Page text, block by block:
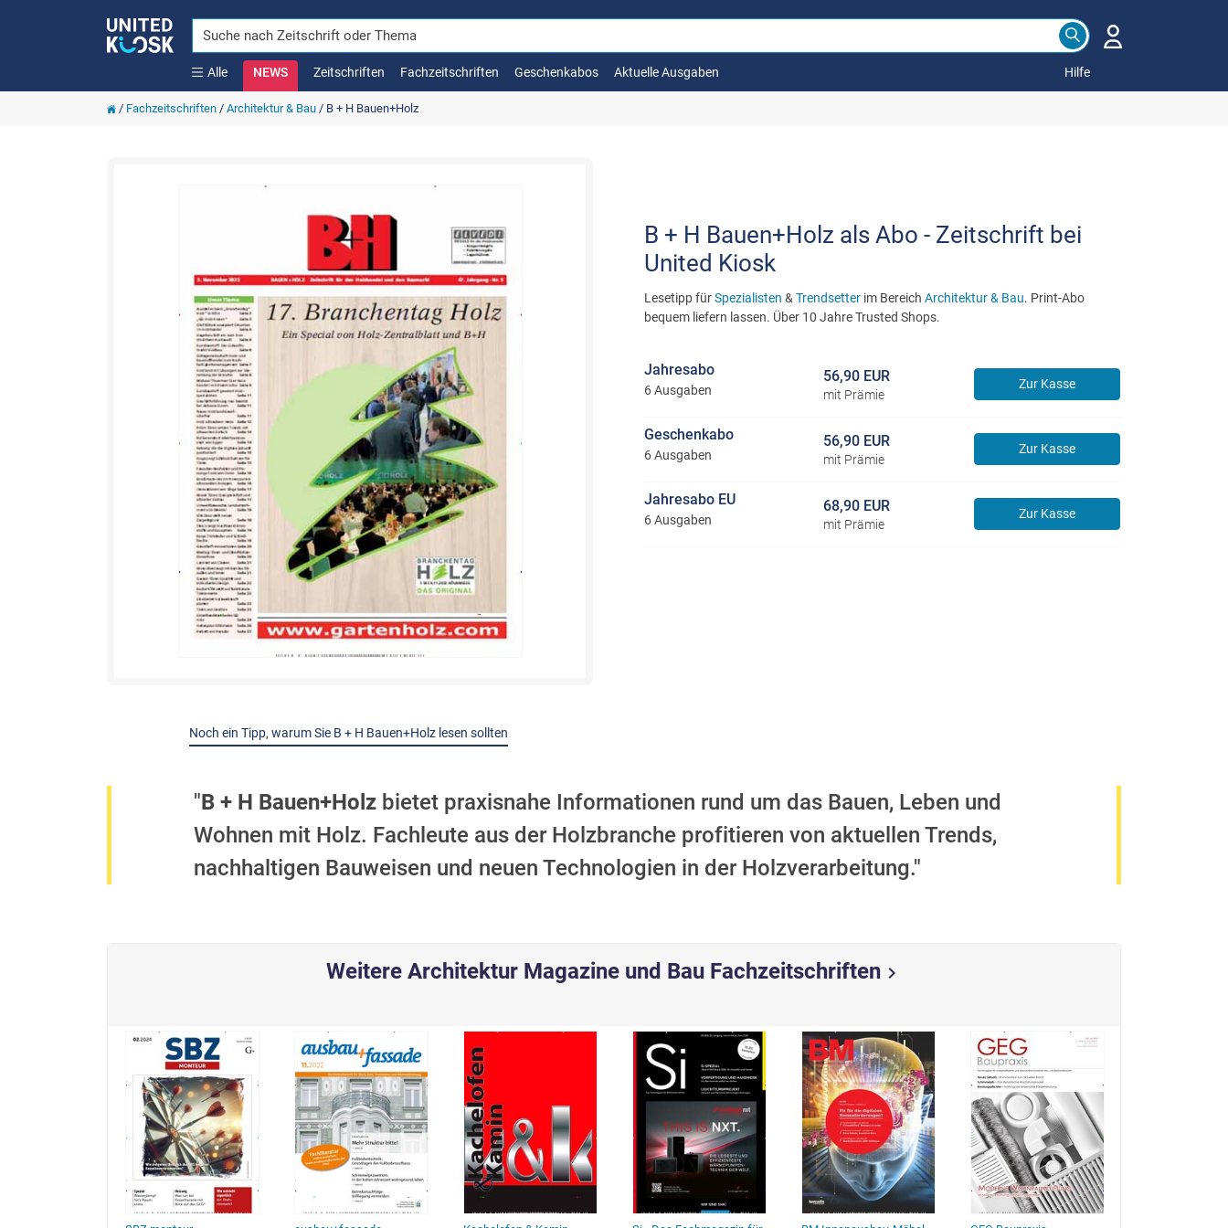
Alle NEWS Zeitschriften Fachzeitschriften Geschenkabos Aktuelle Ausgaben Hilfe
/ Fachzeitschriften/ Architektur & Bau/ B + H Bauen+Holz
B + H Bauen+Holz als Abo - Zeitschrift bei
United Kiosk
Lesetipp fürSpezialisten & Trendsetterim Bereich Architektur & Bau. Print-Abo
bequem liefern lassen. Über 10 Jahre Trusted Shops.
Jahresabo
6 Ausgaben Zur Kasse
56,90 EUR
mit Prämie
Geschenkabo
6 Ausgaben Zur Kasse
56,90 EUR
mit Prämie
Jahresabo EU
6 Ausgaben Zur Kasse
68,90 EUR
mit Prämie
Noch ein Tipp, warum Sie B + H Bauen+Holz lesen sollten
"B + H Bauen+Holz bietet praxisnahe Informationen rund um das Bauen, Leben und
Wohnen mit Holz. Fachleute aus der Holzbranche profitieren von aktuellen Trends,
nachhaltigen Bauweisen und neuen Technologien in der Holzverarbeitung."
Weitere Architektur Magazine und Bau Fachzeitschriftenchevron_right